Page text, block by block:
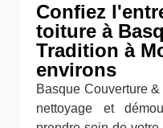
Confiez
toiture à
Tradition à
environs
Basque Couverture
nettoyage et